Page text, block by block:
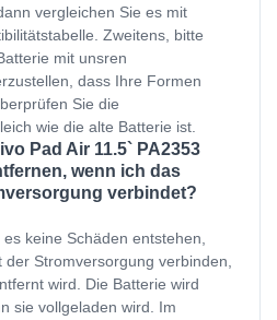
vergleichen Sie es mit
Zweitens, bitte
mit unsren
dass Ihre Formen
Sie die
wie die alte Batterie ist.
Pad Air 11.5` PA2353
wenn ich das
verbindet?
keine Schäden entstehen,
Stromversorgung verbinden,
wird. Die Batterie wird
sie vollgeladen wird. Im